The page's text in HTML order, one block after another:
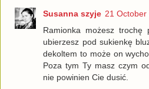
Susanna szyje 21 October
Ramionka możesz
ubierzesz pod sukienkę
dekoltem to może on
Poza tym Ty masz czym
nie powinien Cie dusić.